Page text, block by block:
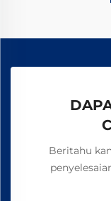
Beritahu